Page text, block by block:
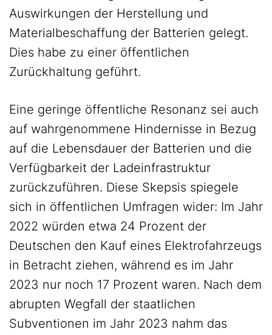
Auswirkungen der Herstellung und
Materialbeschaffung der Batterien gelegt.
Dies habe zu einer öffentlichen
Zurückhaltung geführt.
Eine geringe öffentliche Resonanz sei auch
auf wahrgenommene Hindernisse in Bezug
auf die Lebensdauer der Batterien und die
Verfügbarkeit der Ladeinfrastruktur
zurückzuführen. Diese Skepsis spiegele
sich in öffentlichen Umfragen wider: Im Jahr
2022 würden etwa 24 Prozent der
Deutschen den Kauf eines Elektrofahrzeugs
in Betracht ziehen, während es im Jahr
2023 nur noch 17 Prozent waren. Nach dem
abrupten Wegfall der staatlichen
Subventionen im Jahr 2023 nahm das